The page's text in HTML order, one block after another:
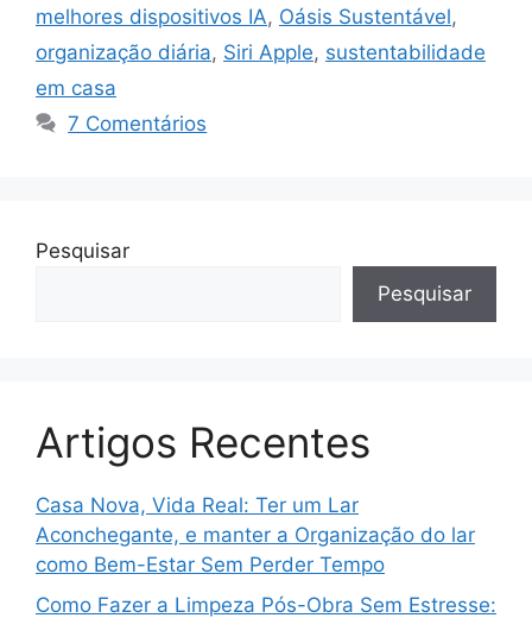
melhores dispositivos IA, Oásis Sustentável,
organização diária, Siri Apple, sustentabilidade
em casa
7 Comentários
Pesquisar
Pesquisar
Artigos Recentes
Casa Nova, Vida Real: Ter um Lar
Aconchegante, e manter a Organização do lar
como Bem-Estar Sem Perder Tempo
Como Fazer a Limpeza Pós-Obra Sem Estresse: